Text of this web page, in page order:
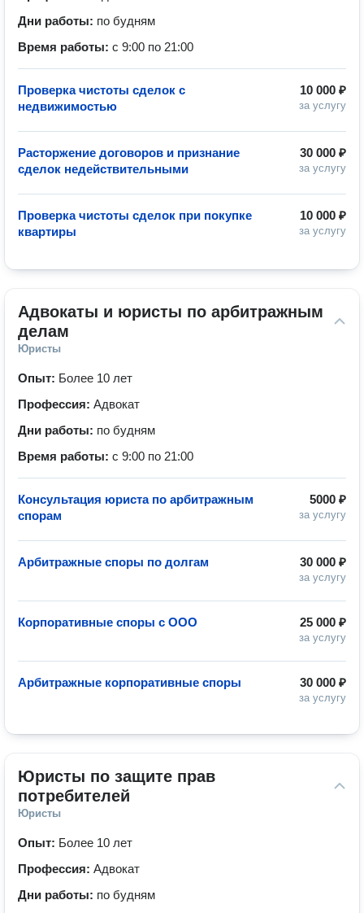
Дни работы: по будням
Время работы: с 9:00 по 21:00
10 000 ₽
за услугу
Проверка чистоты сделок с
недвижимостью
30 000 ₽
за услугу
Расторжение договоров и признание
сделок недействительными
10 000 ₽
за услугу
Проверка чистоты сделок при покупке
квартиры
Адвокаты и юристы по арбитражным
делам
Юристы
Опыт: Более 10 лет
Профессия: Адвокат
Дни работы: по будням
Время работы: с 9:00 по 21:00
5000 ₽
за услугу
Консультация юриста по арбитражным
спорам
30 000 ₽
за услугу
Арбитражные споры по долгам
25 000 ₽
за услугу
Корпоративные споры с ООО
30 000 ₽
за услугу
Арбитражные корпоративные споры
Юристы по защите прав
потребителей
Юристы
Опыт: Более 10 лет
Профессия: Адвокат
Дни работы: по будням